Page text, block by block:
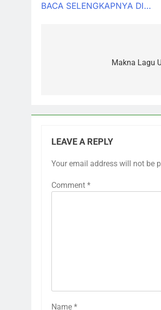
BACA SELENGKAPNYA DI…
Makna Lagu
LEAVE A REPLY
Your email address will not be
Comment *
Name *